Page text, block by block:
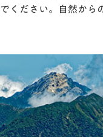
ください。自然から